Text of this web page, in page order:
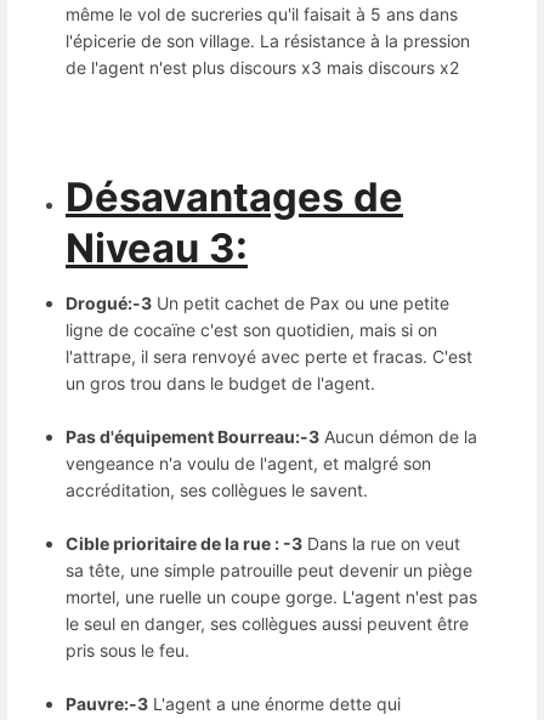
même le vol de sucreries qu'il faisait à 5 ans dans
l'épicerie de son village. La résistance à la pression
de l'agent n'est plus discours x3 mais discours x2
Désavantages de
Niveau 3:
Drogué:-3 Un petit cachet de Pax ou une petite
ligne de cocaïne c'est son quotidien, mais si on
l'attrape, il sera renvoyé avec perte et fracas. C'est
un gros trou dans le budget de l'agent.
Pas d'équipement Bourreau:-3 Aucun démon de la
vengeance n'a voulu de l'agent, et malgré son
accréditation, ses collègues le savent.
Cible prioritaire de la rue : -3 Dans la rue on veut
sa tête, une simple patrouille peut devenir un piège
mortel, une ruelle un coupe gorge. L'agent n'est pas
le seul en danger, ses collègues aussi peuvent être
pris sous le feu.
Pauvre:-3 L'agent a une énorme dette qui